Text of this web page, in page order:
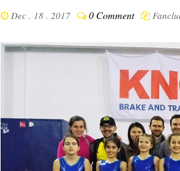
Dec . 18 . 2017 0 Comment